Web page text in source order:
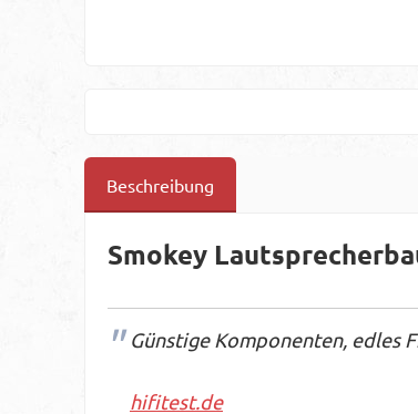
Beschreibung
Smokey
Günstige Komponenten, edles
hifitest.de